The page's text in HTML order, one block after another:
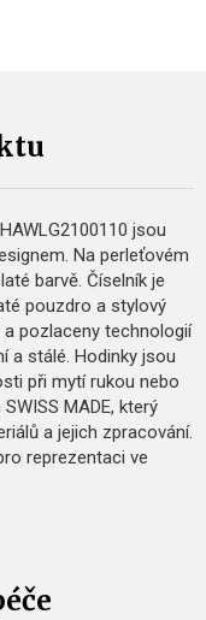
jsou
Na perleťovém
barvě. Číselník je
pouzdro a stylový
pozlaceny technologií
a stálé. Hodinky jsou
při mytí rukou nebo
MADE, který
a jejich zpracování.
reprezentaci ve